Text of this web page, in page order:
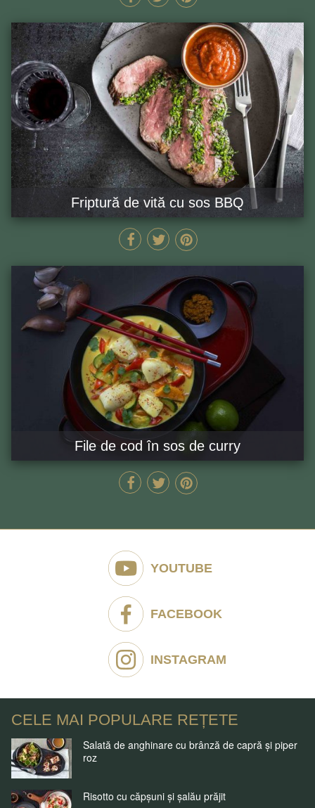
Friptură de vită cu sos BBQ
120 MIN GĂTEȘTE ACUM
File de cod în sos de curry
50 MIN GĂTEȘTE ACUM
YOUTUBE
FACEBOOK
INSTAGRAM
CELE MAI POPULARE REȚETE
Salată de anghinare cu brânză de capră și piper
roz
Risotto cu căpșuni și șalău prăjit